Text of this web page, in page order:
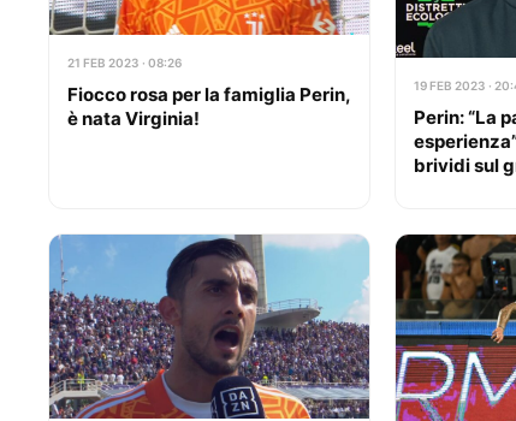
21 FEB 2023 · 08:26
Fiocco rosa per la famiglia Perin,
è nata Virginia!
19 FEB 2023 ·
Perin: “La
brividi sul